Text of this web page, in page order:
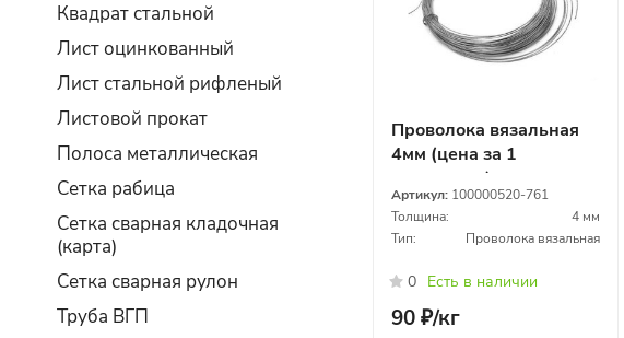
Проволока вязальная
4мм (цена за 1
килограмм)
Артикул: 100000520-761
Толщина:
4 мм
Тип:
Проволока вязальная
0 Есть в наличии
90 ₽/кг
Квадрат стальной
Лист оцинкованный
Лист стальной рифленый
Листовой прокат
Полоса металлическая
Сетка рабица
Сетка сварная кладочная
(карта)
Сетка сварная рулон
Труба ВГП